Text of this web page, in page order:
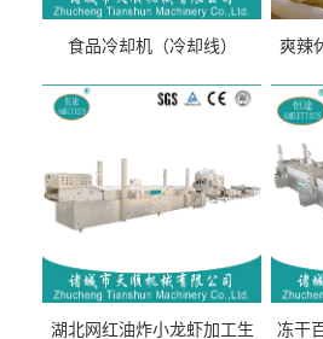
食品冷却机（冷却线）
爽辣
湖北网红油炸小龙虾加工生
冻干